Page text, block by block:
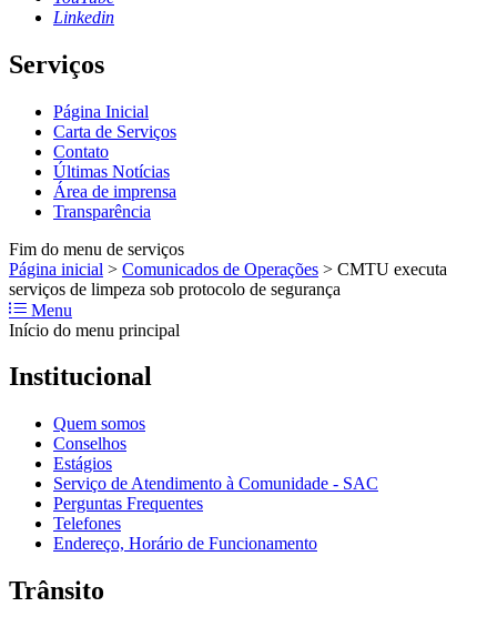
Linkedin
Serviços
Página Inicial
Carta de Serviços
Contato
Últimas Notícias
Área de imprensa
Transparência
Fim do menu de serviços
Página inicial > Comunicados de Operações > CMTU executa
serviços de limpeza sob protocolo de segurança
Menu
Início do menu principal
Institucional
Quem somos
Conselhos
Estágios
Serviço de Atendimento à Comunidade - SAC
Perguntas Frequentes
Telefones
Endereço, Horário de Funcionamento
Trânsito